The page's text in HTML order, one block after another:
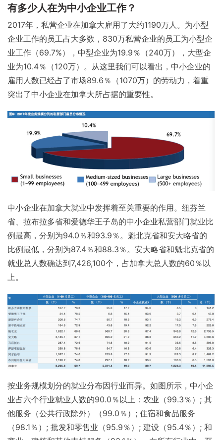
有多少人在为中小企业工作？
2017年，私营企业在加拿大雇用了大约1190万人。为小型
企业工作的员工占大多数，830万私营企业的员工为小型企
业工作（69.7%），中型企业为19.9％（240万），大型企
业为10.4％（120万）。从这里我们可以看出，中小企业的
雇用人数已经占了市场89.6％（1070万）的劳动力，着重
突出了中小企业在加拿大所占据的重要性。
中小企业在加拿大就业中发挥着至关重要的作用。纽芬兰
省、拉布拉多省和爱德华王子岛的中小企业私营部门就业比
例最高，分别为94.0％和93.9％。魁北克省和安大略省的
比例最低，分别为87.4％和88.3％。安大略省和魁北克省的
就业总人数确达到7,426,100个，占加拿大总人数的60％以
上。
按业务规模划分的就业分布因行业而异。如图所示，中小企
业占六个行业就业人数的90.0％以上：农业（99.3％）; 其
他服务（公共行政除外）（99.0％）; 住宿和食品服务
（98.1％）; 批发和零售业（95.9％）; 建设（95.4％）; 和